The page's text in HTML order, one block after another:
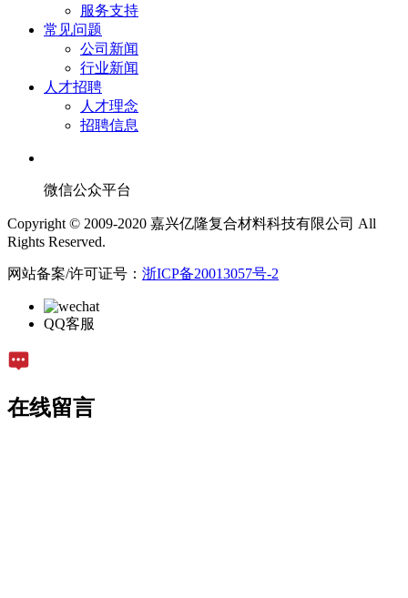
服务支持
常见问题
公司新闻
行业新闻
人才招聘
人才理念
招聘信息
微信公众平台
Copyright © 2009-2020 嘉兴亿隆复合材料科技有限公司 All
Rights Reserved.
网站备案/许可证号： 浙ICP备20013057号-2
QQ客服
在线留言